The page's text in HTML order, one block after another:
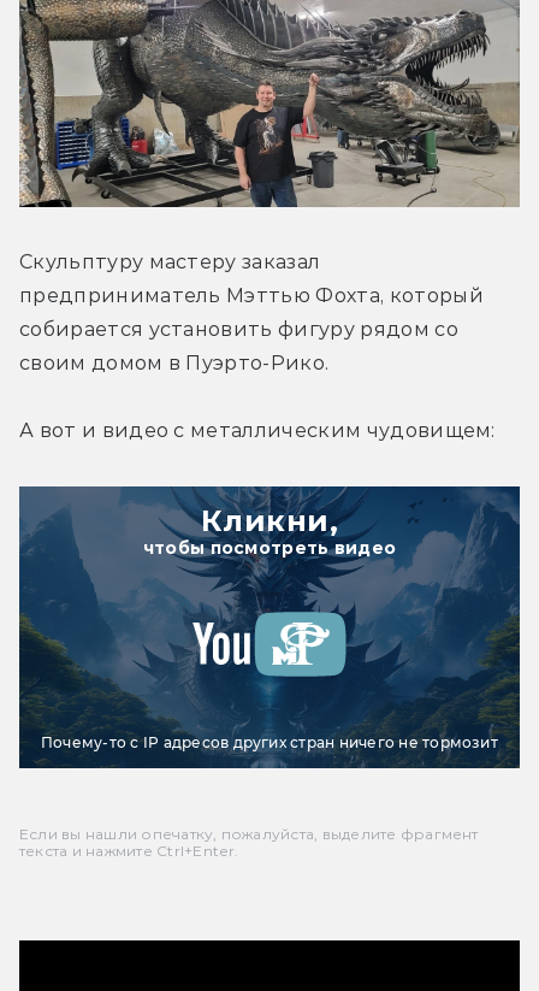
Скульптуру мастеру заказал
предприниматель Мэттью Фохта, который
собирается установить фигуру рядом со
своим домом в Пуэрто-Рико.
А вот и видео с металлическим чудовищем:
Кликни,
чтобы посмотреть видео
Почему-то с IP адресов других стран ничего не тормозит
Если вы нашли опечатку, пожалуйста, выделите фрагмент
текста и нажмите Ctrl+Enter.